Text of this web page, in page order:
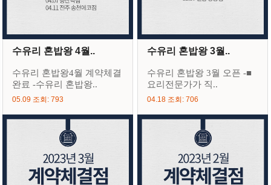
수유리 혼밥왕 4월..
수유리 혼밥왕4월 계약체결
완료 -수유리 혼밥왕..
05.09 조회: 793
수유리 혼밥왕 3월..
수유리 혼밥왕 3월 오픈 -■
요리전문가가 직..
04.18 조회: 706